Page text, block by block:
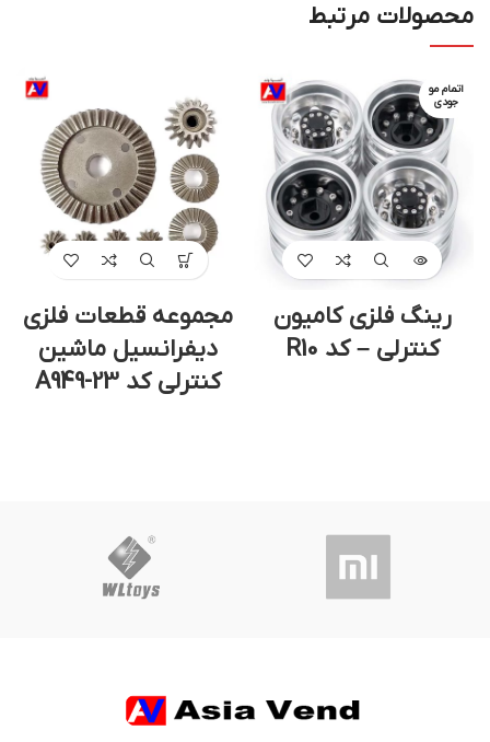
محصولات مرتبط
اتمام مو
جودی
رینگ فلزی کامیون
کنترلی – کد R10
مجموعه قطعات فلزی
دیفرانسیل ماشین
کنترلی کد A949-23